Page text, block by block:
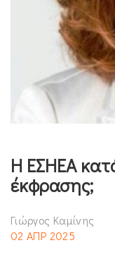
Η ΕΣΗΕΑ
έκφρασης;
Γιώργος Καμίνης
02 ΑΠΡ 2025